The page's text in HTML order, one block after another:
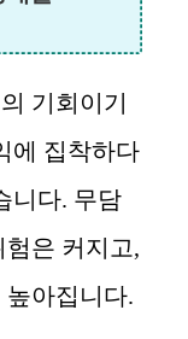
기회이기
에 집착하다
니다. 무담
은 커지고,
아집니다.